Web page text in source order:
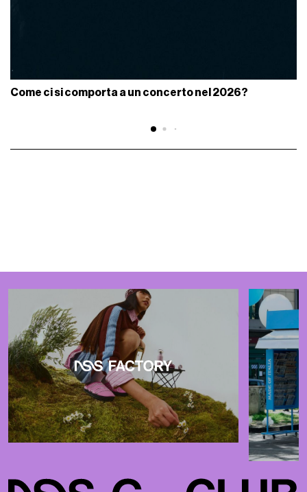
Come ci si comporta a un concerto nel 2026?